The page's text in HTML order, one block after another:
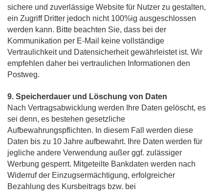
sichere und zuverlässige Website für Nutzer zu gestalten,
ein Zugriff Dritter jedoch nicht 100%ig ausgeschlossen
werden kann. Bitte beachten Sie, dass bei der
Kommunikation per E-Mail keine vollständige
Vertraulichkeit und Datensicherheit gewährleistet ist. Wir
empfehlen daher bei vertraulichen Informationen den
Postweg.
9. Speicherdauer und Löschung von Daten
Nach Vertragsabwicklung werden Ihre Daten gelöscht, es
sei denn, es bestehen gesetzliche
Aufbewahrungspflichten. In diesem Fall werden diese
Daten bis zu 10 Jahre aufbewahrt. Ihre Daten werden für
jegliche andere Verwendung außer ggf. zulässiger
Werbung gesperrt. Mitgeteilte Bankdaten werden nach
Widerruf der Einzugsermächtigung, erfolgreicher
Bezahlung des Kursbeitrags bzw. bei